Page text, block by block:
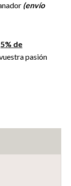
(envío
5% de
pasión